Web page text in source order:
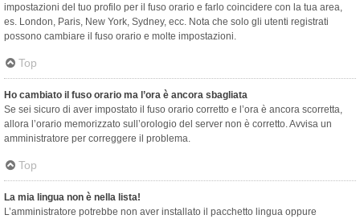
impostazioni del tuo profilo per il fuso orario e farlo coincidere con la tua area,
es. London, Paris, New York, Sydney, ecc. Nota che solo gli utenti registrati
possono cambiare il fuso orario e molte impostazioni.
Top
Ho cambiato il fuso orario ma l’ora è ancora sbagliata
Se sei sicuro di aver impostato il fuso orario corretto e l’ora è ancora scorretta,
allora l’orario memorizzato sull’orologio del server non è corretto. Avvisa un
amministratore per correggere il problema.
Top
La mia lingua non è nella lista!
L’amministratore potrebbe non aver installato il pacchetto lingua oppure